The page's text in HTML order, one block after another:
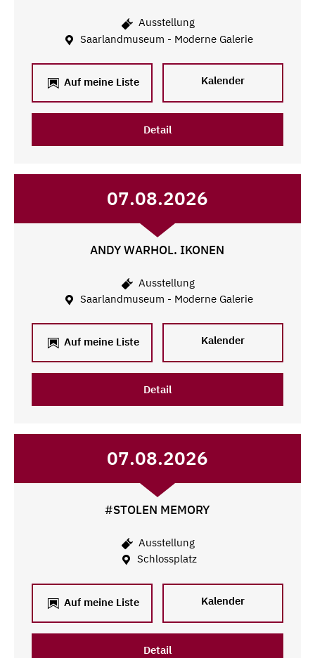
Ausstellung
Saarlandmuseum - Moderne Galerie
Auf meine Liste Kalender
Detail
07.08.2026
ANDY WARHOL. IKONEN
Ausstellung
Saarlandmuseum - Moderne Galerie
Auf meine Liste Kalender
Detail
07.08.2026
#STOLEN MEMORY
Ausstellung
Schlossplatz
Auf meine Liste Kalender
Detail